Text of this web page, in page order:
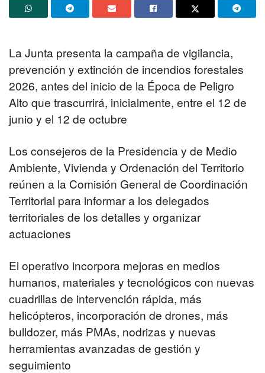
La Junta presenta la campaña de vigilancia,
prevención y extinción de incendios forestales
2026, antes del inicio de la Época de Peligro
Alto que trascurrirá, inicialmente, entre el 12 de
junio y el 12 de octubre
Los consejeros de la Presidencia y de Medio
Ambiente, Vivienda y Ordenación del Territorio
reúnen a la Comisión General de Coordinación
Territorial para informar a los delegados
territoriales de los detalles y organizar
actuaciones
El operativo incorpora mejoras en medios
humanos, materiales y tecnológicos con nuevas
cuadrillas de intervención rápida, más
helicópteros, incorporación de drones, más
bulldozer, más PMAs, nodrizas y nuevas
herramientas avanzadas de gestión y
seguimiento